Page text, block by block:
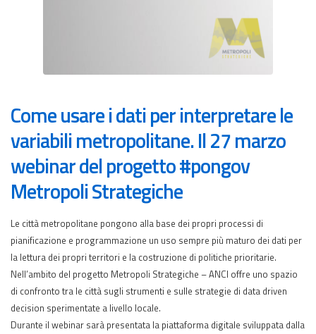
Come usare i dati per interpretare le
variabili metropolitane. Il 27 marzo
webinar del progetto #pongov
Metropoli Strategiche
Le città metropolitane pongono alla base dei propri processi di
pianificazione e programmazione un uso sempre più maturo dei dati per
la lettura dei propri territori e la costruzione di politiche prioritarie.
Nell’ambito del progetto Metropoli Strategiche – ANCI offre uno spazio
di confronto tra le città sugli strumenti e sulle strategie di data driven
decision sperimentate a livello locale.
Durante il webinar sarà presentata la piattaforma digitale sviluppata dalla